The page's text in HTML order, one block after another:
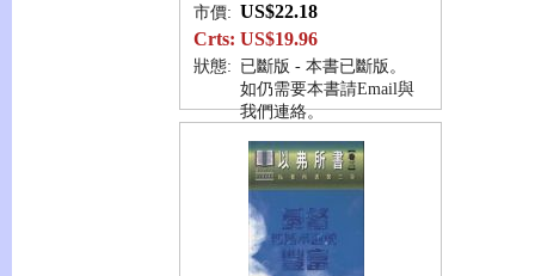
市價: US$22.18
Crts: US$19.96
狀態: 已斷版 - 本書已斷版。
如仍需要本書請Email與
我們連絡。